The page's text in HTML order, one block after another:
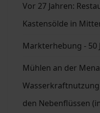
Vor 27 Jahren:
Kastensölde in
Markterhebung -
Mühlen an der
den Nebenflüssen